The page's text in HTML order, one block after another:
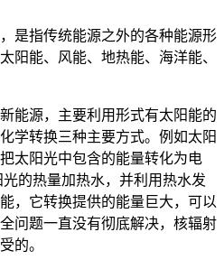
指传统能源之外的各种能源形
阳能、风能、地热能、海洋能、
源，主要利用形式有太阳能的
学转换三种主要方式。例如太阳
太阳光中包含的能量转化为电
的热量加热水，并利用热水发
，它转换提供的能量巨大，可以
问题一直没有彻底解决，核辐射
的。